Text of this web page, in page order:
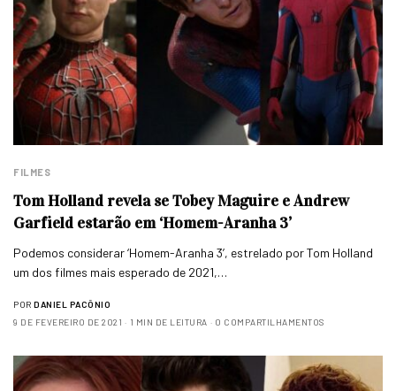
FILMES
Tom Holland revela se Tobey Maguire e Andrew
Garfield estarão em ‘Homem-Aranha 3’
Podemos considerar ‘Homem-Aranha 3’, estrelado por Tom Holland
um dos filmes mais esperado de 2021,…
POR DANIEL PACÔNIO
9 DE FEVEREIRO DE 2021
1 MIN DE LEITURA 0 COMPARTILHAMENTOS